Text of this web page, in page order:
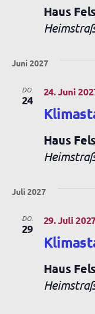
Haus
Juni 2027
DO.
24
24. Juni
Haus
Juli 2027
DO.
29
29. Juli
Haus